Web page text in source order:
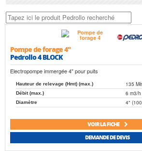
Pompe de forage 4"
Pedrollo 4 BLOCK
Electropompe immergée 4" pour puits
Hauteur de relevage (Hmt) (max.) 135
Débit (max.) 6 m3/h
Diamètre 4"
VOIR LA FICHE
DEMANDE DE DEVIS